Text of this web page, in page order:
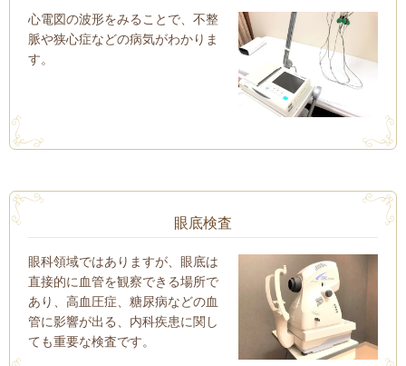
心電図の波形をみることで、不整
脈や狭心症などの病気がわかりま
す。
眼底検査
眼科領域ではありますが、眼底は
直接的に血管を観察できる場所で
あり、高血圧症、糖尿病などの血
管に影響が出る、内科疾患に関し
ても重要な検査です。